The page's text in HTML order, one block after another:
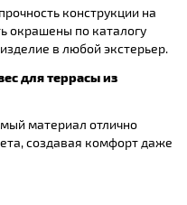
конструкции на
окрашены по каталогу
в любой экстерьер.
для террасы из
материал отлично
создавая комфорт даже